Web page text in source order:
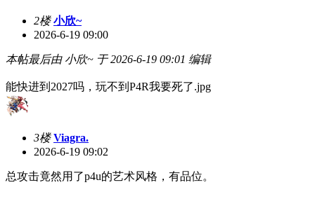
2楼 小欣~
2026-6-19 09:00
本帖最后由 小欣~ 于 2026-6-19 09:01 编辑
能快进到2027吗，玩不到P4R我要死了.jpg
3楼 Viagra.
2026-6-19 09:02
总攻击竟然用了p4u的艺术风格，有品位。